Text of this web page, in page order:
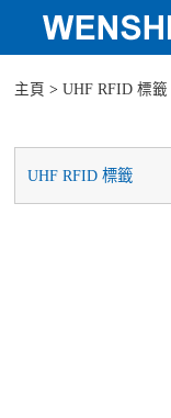
主頁 > UHF RFID 標籤
UHF RFID 標籤